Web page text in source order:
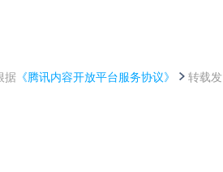
据 《腾讯内容开放平台服务协议》
转载发